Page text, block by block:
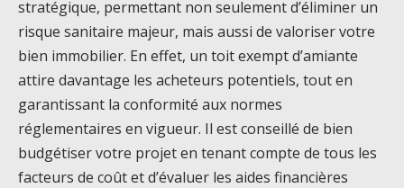
stratégique, permettant non seulement d’éliminer un
risque sanitaire majeur, mais aussi de valoriser votre
bien immobilier. En effet, un toit exempt d’amiante
attire davantage les acheteurs potentiels, tout en
garantissant la conformité aux normes
réglementaires en vigueur. Il est conseillé de bien
budgétiser votre projet en tenant compte de tous les
facteurs de coût et d’évaluer les aides financières